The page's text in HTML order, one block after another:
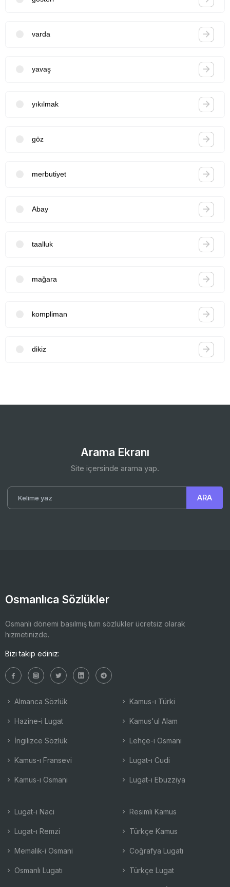
varda
yavaş
yıkılmak
göz
merbutiyet
Abay
taalluk
mağara
kompliman
dikiz
Arama Ekranı
Site içersinde arama yap.
Osmanlıca Sözlükler
Osmanlı dönemi basılmış tüm sözlükler ücretsiz olarak
hizmetinizde.
Bizi takip ediniz:
Almanca Sözlük
Hazine-i Lugat
İngilizce Sözlük
Kamus-ı Fransevi
Kamus-ı Osmani
Kamus-ı Türki
Kamus'ul Alam
Lehçe-i Osmani
Lugat-ı Cudi
Lugat-ı Ebuzziya
Lugat-ı Naci
Lugat-ı Remzi
Memalik-i Osmani
Osmanlı Lugatı
Resimli Kamus
Türkçe Kamus
Coğrafya Lugatı
Türkçe Lugat